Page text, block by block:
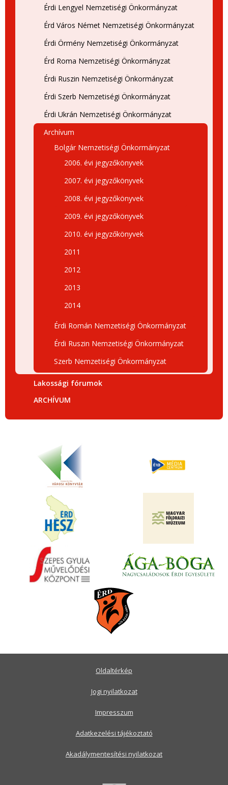
Érdi Lengyel Nemzetiségi Önkormányzat
Érd Város Német Nemzetiségi Önkormányzat
Érdi Örmény Nemzetiségi Önkormányzat
Érd Roma Nemzetiségi Önkormányzat
Érdi Ruszin Nemzetiségi Önkormányzat
Érdi Szerb Nemzetiségi Önkormányzat
Érdi Ukrán Nemzetiségi Önkormányzat
Archívum
Bolgár Nemzetiségi Önkormányzat
2006. évi jegyzőkönyvek
2007. évi jegyzőkönyvek
2008. évi jegyzőkönyvek
2009. évi jegyzőkönyvek
2010. évi jegyzőkönyvek
2011
2012
2013
2014
Érdi Román Nemzetiségi Önkormányzat
Érdi Ruszin Nemzetiségi Önkormányzat
Szerb Nemzetiségi Önkormányzat
Lakossági fórumok
ARCHÍVUM
Oldaltérkép
Jogi nyilatkozat
Impresszum
Adatkezelési tájékoztató
Akadálymentesítési nyilatkozat